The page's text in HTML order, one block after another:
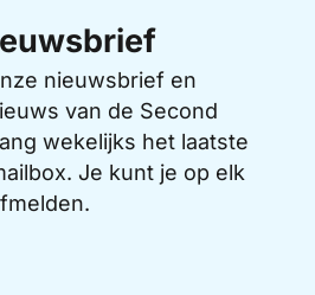
nieuwsbrief en
van de Second
wekelijks het laatste
Je kunt je op elk